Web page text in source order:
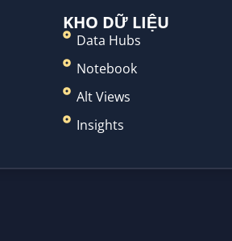
KHO DỮ LIỆU
Data Hubs
Notebook
Alt Views
Insights